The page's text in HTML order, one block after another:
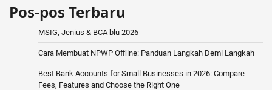
Pos-pos Terbaru
MSIG, Jenius & BCA blu 2026
Cara Membuat NPWP Offline: Panduan Langkah Demi Langkah
Best Bank Accounts for Small Businesses in 2026: Compare
Fees, Features and Choose the Right One